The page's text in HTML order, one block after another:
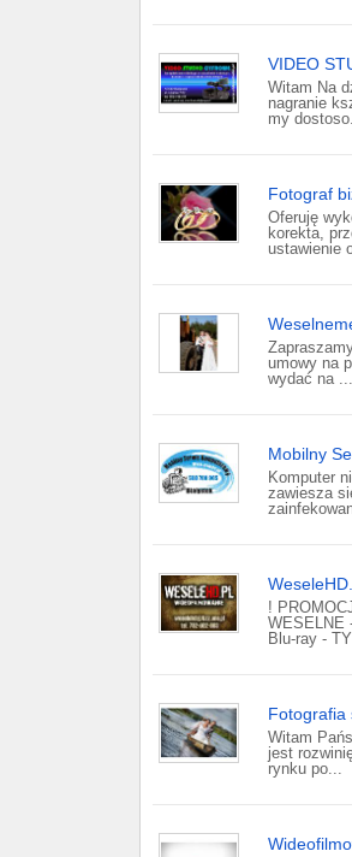
VIDEO
Witam Na
nagranie
my
Fotograf
Oferuję
korekta,
ustawienie
umowy na
wydać na
Mobilny
Komputer
zawiesza
!
WESELNE
Blu-ray -
Fotografia
Witam
jest
rynku po...